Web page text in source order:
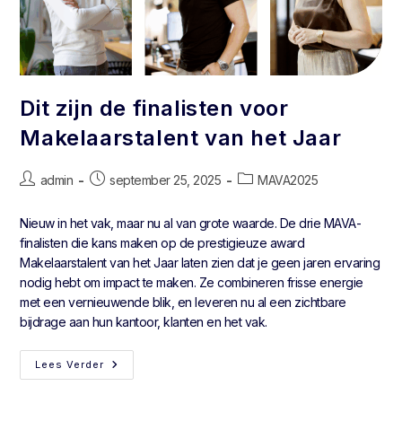
Dit zijn de finalisten voor
Makelaarstalent van het Jaar
admin september 25, 2025 MAVA2025
Nieuw in het vak, maar nu al van grote waarde. De drie MAVA-
finalisten die kans maken op de prestigieuze award
Makelaarstalent van het Jaar laten zien dat je geen jaren ervaring
nodig hebt om impact te maken. Ze combineren frisse energie
met een vernieuwende blik, en leveren nu al een zichtbare
bijdrage aan hun kantoor, klanten en het vak.
Lees Verder